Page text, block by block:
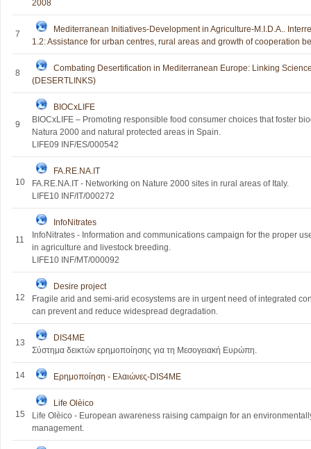
2008
7
Mediterranean Initiatives-Development in Agriculture-M.I.D.A..
1.2: Assistance for urban centres, rural areas and growth of cooperation
8
Combating Desertification in Mediterranean Europe: Linking
(DESERTLINKS)
9
BIOCxLIFE
BIOCxLIFE – Promoting responsible food consumer choices that foster
Natura 2000 and natural protected areas in Spain.
LIFE09 INF/ES/000542
10
FA.RE.NA.IT
FA.RE.NA.IT - Networking on Nature 2000 sites in rural areas of Italy.
LIFE10 INF/IT/000272
11
InfoNitrates
InfoNitrates - Information and communications campaign for the proper
in agriculture and livestock breeding.
LIFE10 INF/MT/000092
12
Desire project
Fragile arid and semi-arid ecosystems are in urgent need of integrated
can prevent and reduce widespread degradation.
13
DIS4ME
Σύστημα δεικτών ερημοποίησης για τη Μεσογειακή Ευρώπη.
14 Ερημοποίηση - Ελαιώνες-DIS4ME
15
Life Olèico
Life Olèico - European awareness raising campaign for an
management.